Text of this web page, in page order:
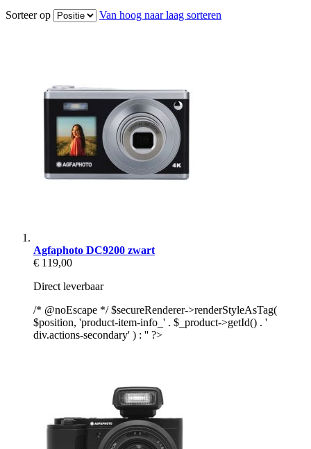
Sorteer op Van hoog naar laag sorteren
Agfaphoto DC9200 zwart
€ 119,00
Direct leverbaar
/* @noEscape */ $secureRenderer->renderStyleAsTag(
$position, 'product-item-info_' . $_product->getId() . '
div.actions-secondary' ) : '' ?>